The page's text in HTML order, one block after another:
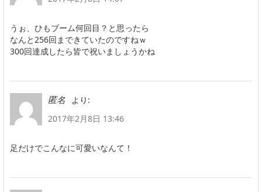
うぉ、ひもブーム何回目？と思ったら
なんと256回まできていたのですねｗ
300回達成したら皆で祝いましょうかね
匿名
より:
2017年2月8日 13:46
足だけでこんなに可愛いなんて！